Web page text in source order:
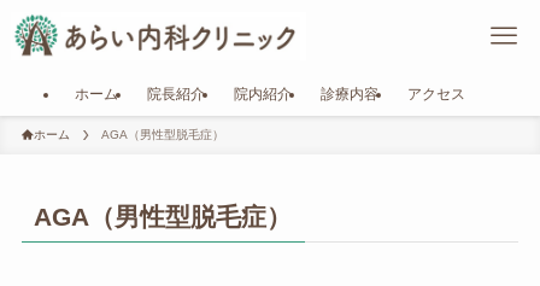
ホーム 院長紹介 院内紹介 診療内容 アクセス
ホーム AGA（男性型脱毛症）
AGA（男性型脱毛症）